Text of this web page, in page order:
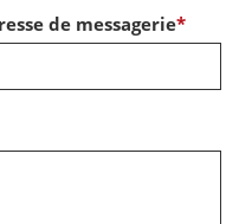
de messagerie*